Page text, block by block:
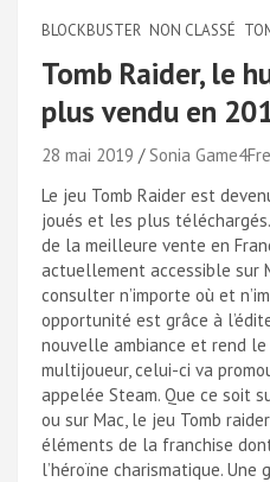
BLOCKBUSTER NON CLASSÉ
Tomb Raider, le
plus vendu en
28 mai 2019 Sonia
Le jeu Tomb Raider est
joués et les plus
de la meilleure vente en
actuellement accessible sur
consulter n’importe où et
opportunité est grâce à
nouvelle ambiance et rend
multijoueur, celui-ci va
appelée Steam. Que ce soit
ou sur Mac, le jeu Tomb
éléments de la franchise
l’héroïne charismatique.